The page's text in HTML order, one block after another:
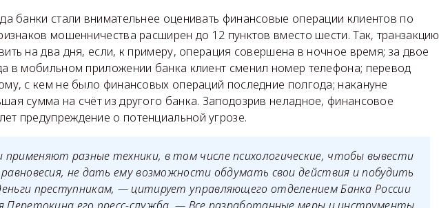
банки стали внимательнее оценивать финансовые операции клиентов по
мошенничества расширен до 12 пунктов вместо шести. Так, транзакцию
на два дня, если, к примеру, операция совершена в ночное время; за двое
в мобильном приложении банка клиент сменил номер телефона; перевод
с кем не было финансовых операций последние полгода; накануне
сумма на счёт из другого банка. Заподозрив неладное, финансовое
предупреждение о потенциальной угрозе.
разные техники, в том числе психологические, чтобы вывести
равновесия, не дать ему возможности обдумать свои действия и побудить
преступникам, — цитирует управляющего отделением Банка России